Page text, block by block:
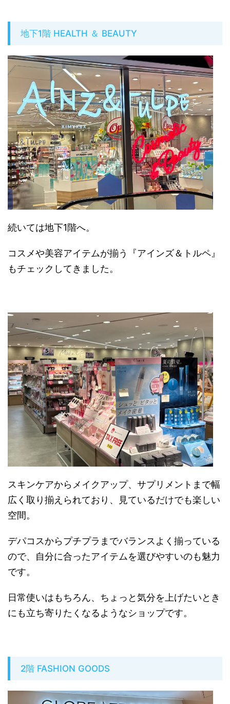
地下1階 HEALTH ＆ BEAUTY
続いては地下1階へ。
コスメや美容アイテムが揃う『アインズ＆トルペ』
もチェックしてきました。
スキンケアからメイクアップ、サプリメントまで幅
広く取り揃えられており、見ているだけでも楽しい
空間。
デパコスからプチプラまでバランスよく揃っている
ので、自分に合ったアイテムを選びやすいのも魅力
です。
日常使いはもちろん、ちょっと気分を上げたいとき
にも立ち寄りたくなるようなショップです。
2階 FASHION GOODS